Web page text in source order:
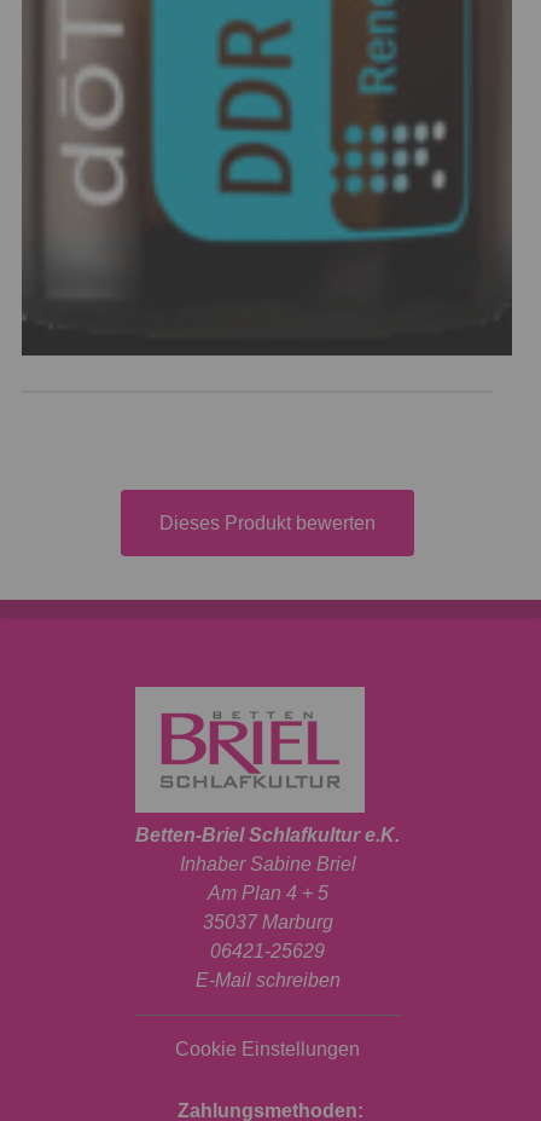
Dieses Produkt bewerten
Betten-Briel Schlafkultur e.K.
Inhaber Sabine Briel
Am Plan 4 + 5
35037 Marburg
06421-25629
E-Mail schreiben
Cookie Einstellungen
Zahlungsmethoden: